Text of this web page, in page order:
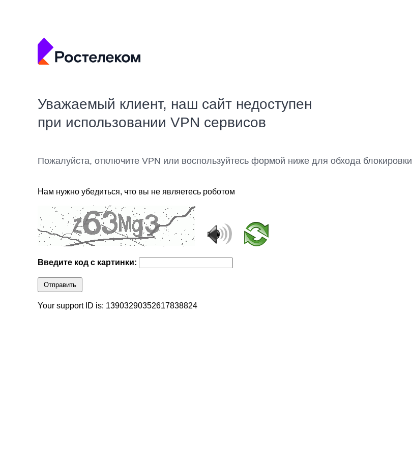
Уважаемый клиент, наш сайт недоступен
при использовании VPN сервисов
Пожалуйста, отключите VPN или воспользуйтесь формой ниже для обхода блокировки
Нам нужно убедиться, что вы не являетесь роботом
Введите код с картинки:
Отправить
Your support ID is: 13903290352617838824